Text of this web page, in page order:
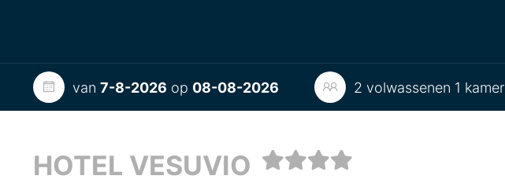
van 7-8-2026 op 08-08-2026 2 volwassenen 1 kamer
HOTEL VESUVIO